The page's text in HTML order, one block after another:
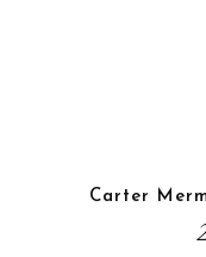
Carter